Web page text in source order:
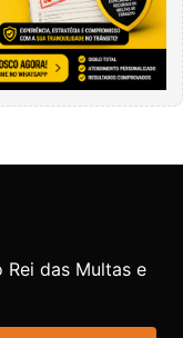
Rei das Multas e